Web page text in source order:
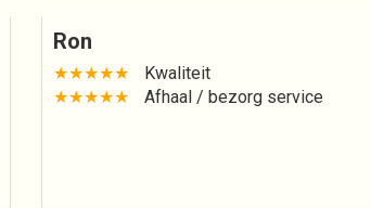
Ron
★★★★★
Kwaliteit
★★★★★
Afhaal / bezorg service